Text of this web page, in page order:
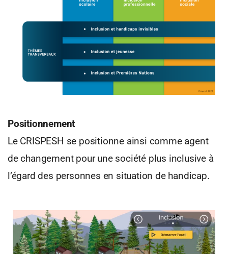
Positionnement
Le CRISPESH se positionne ainsi comme agent
de changement pour une société plus inclusive à
l’égard des personnes en situation de handicap.